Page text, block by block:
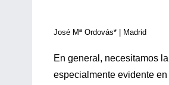
José Mª Ordovás* | Madrid
En general, necesitamos
especialmente evidente